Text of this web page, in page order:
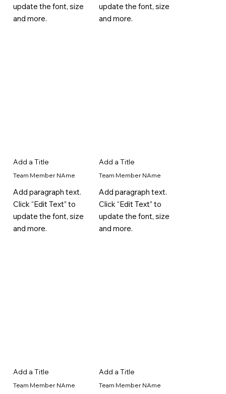
update the font, size
and more.
update the font, size
and more.
Add a Title
Team Member NAme
Add paragraph text.
Click “Edit Text” to
update the font, size
and more.
Add a Title
Team Member NAme
Add paragraph text.
Click “Edit Text” to
update the font, size
and more.
Add a Title
Team Member NAme
Add a Title
Team Member NAme